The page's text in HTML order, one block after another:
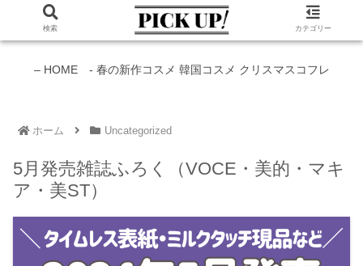
新作コスメ情報発信中！
– HOME - 春の新作コスメ 韓国コスメ クリスマスコフレ
ホーム Uncategorized
5月発売雑誌ふろく（VOCE・美的・マキ
ア・美ST）
検索 カテゴリー